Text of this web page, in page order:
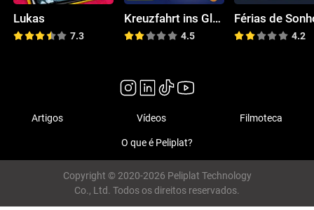
Lukas
7.3
Kreuzfahrt ins Glück
4.5
Férias de
4.2
Artigos Vídeos Filmoteca
O que é Peliplat?
Copyright © 2020-2026 Peliplat Technology
Co., Ltd. Todos os direitos reservados.